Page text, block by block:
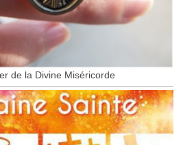
de la Divine Miséricorde